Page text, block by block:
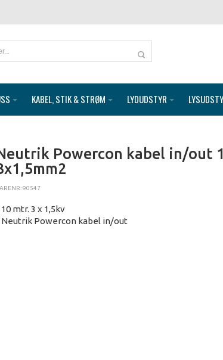
KABEL, STIK & STRØM LYDUDSTYR
Powercon kabel in/out
90547
10 mtr. 3 x 1,5kv
Neutrik Powercon kabel in/out